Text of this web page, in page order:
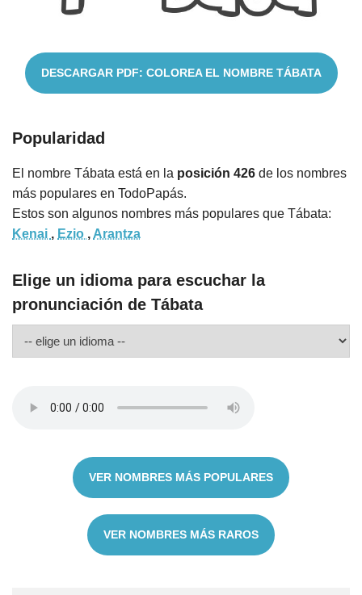
DESCARGAR PDF: COLOREA EL NOMBRE TÁBATA
Popularidad
El nombre Tábata está en la posición 426 de los nombres
más populares en TodoPapás.
Estos son algunos nombres más populares que Tábata:
Kenai , Ezio , Arantza
Elige un idioma para escuchar la
pronunciación de Tábata
VER NOMBRES MÁS POPULARES
VER NOMBRES MÁS RAROS